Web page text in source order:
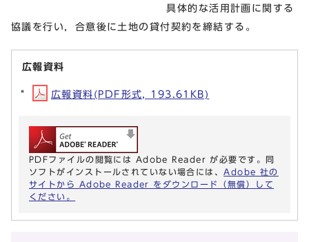
具体的な活用計画に関する
協議を行い，合意後に土地の貸付契約を締結する。
広報資料
広報資料(PDF形式, 193.61KB)
PDFファイルの閲覧には Adobe Reader が必要です。同
ソフトがインストールされていない場合には、 Adobe 社の
サイトから Adobe Reader をダウンロード（無償）して
ください。